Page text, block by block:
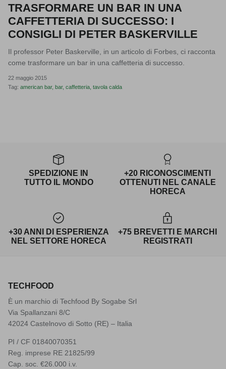
TRASFORMARE UN BAR IN UNA
CAFFETTERIA DI SUCCESSO: I
CONSIGLI DI PETER BASKERVILLE
Il professor Peter Baskerville, in un articolo di Forbes, ci racconta
come trasformare un bar in una caffetteria di successo.
22 maggio 2015
Tag: american bar bar caffetteria tavola calda
SPEDIZIONE IN
TUTTO IL MONDO
+20 RICONOSCIMENTI
OTTENUTI NEL CANALE
HORECA
+30 ANNI DI ESPERIENZA
NEL SETTORE HORECA
+75 BREVETTI E MARCHI
REGISTRATI
TECHFOOD
È un marchio di Techfood By Sogabe Srl
Via Spallanzani 8/C
42024 Castelnovo di Sotto (RE) – Italia
PI / CF 01840070351
Reg. imprese RE 21825/99
Cap. soc. €26.000 i.v.